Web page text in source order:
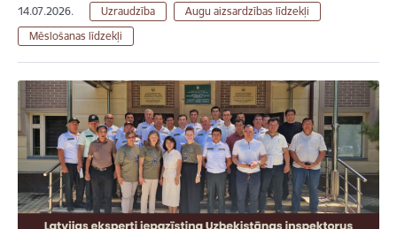
14.07.2026. Uzraudzība
Augu aizsardzības līdzekļi
Mēslošanas līdzekļi